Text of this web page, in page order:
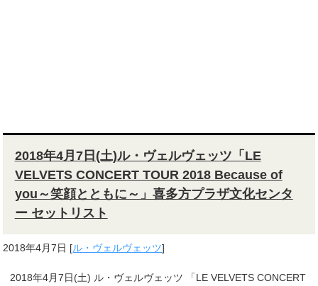
2018年4月7日(土)ル・ヴェルヴェッツ「LE
VELVETS CONCERT TOUR 2018 Because of
you～笑顔とともに～」喜多方プラザ文化センタ
ー セットリスト
2018年4月7日 [ル・ヴェルヴェッツ]
2018年4月7日(土) ル・ヴェルヴェッツ 「LE VELVETS CONCERT